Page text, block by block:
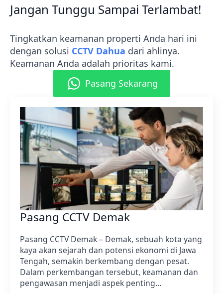
Jangan Tunggu Sampai Terlambat!
Tingkatkan keamanan properti Anda hari ini
dengan solusi CCTV Dahua dari ahlinya.
Keamanan Anda adalah prioritas kami.
Pasang Sekarang
Pasang CCTV Demak
Pasang CCTV Demak – Demak, sebuah kota yang
kaya akan sejarah dan potensi ekonomi di Jawa
Tengah, semakin berkembang dengan pesat.
Dalam perkembangan tersebut, keamanan dan
pengawasan menjadi aspek penting…